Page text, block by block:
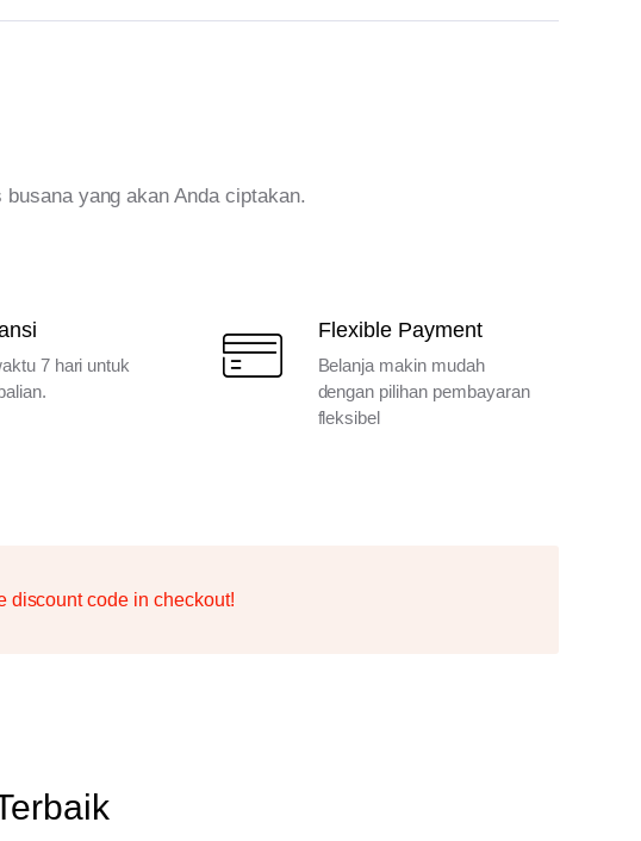
yang akan Anda ciptakan.
7 hari untuk
Flexible Payment
Belanja makin mudah
dengan pilihan pembayaran
fleksibel
discount code in checkout!